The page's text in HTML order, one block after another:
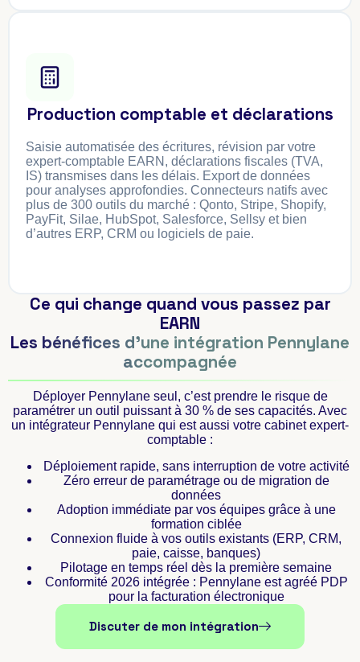
Production comptable et déclarations
Saisie automatisée des écritures, révision par votre
expert-comptable EARN, déclarations fiscales (TVA,
IS) transmises dans les délais. Export de données
pour analyses approfondies. Connecteurs natifs avec
plus de 300 outils du marché : Qonto, Stripe, Shopify,
PayFit, Silae, HubSpot, Salesforce, Sellsy et bien
d’autres ERP, CRM ou logiciels de paie.
Ce qui change quand vous passez par
EARN
Les bénéfices d'une intégration Pennylane
accompagnée​
Déployer Pennylane seul, c’est prendre le risque de
paramétrer un outil puissant à 30 % de ses capacités. Avec
un intégrateur Pennylane qui est aussi votre cabinet expert-
comptable :
Déploiement rapide, sans interruption de votre activité
Zéro erreur de paramétrage ou de migration de
données
Adoption immédiate par vos équipes grâce à une
formation ciblée
Connexion fluide à vos outils existants (ERP, CRM,
paie, caisse, banques)
Pilotage en temps réel dès la première semaine
Conformité 2026 intégrée : Pennylane est agréé PDP
pour la facturation électronique
Discuter de mon intégration